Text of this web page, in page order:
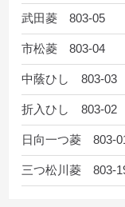
武田菱 803-05
市松菱 803-04
中蔭ひし 803-03
折入ひし 803-02
日向一つ菱 803-
三つ松川菱 803-